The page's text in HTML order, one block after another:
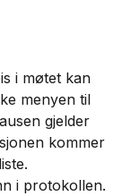
i møtet kan
menyen til
gjelder
kommer
i protokollen.